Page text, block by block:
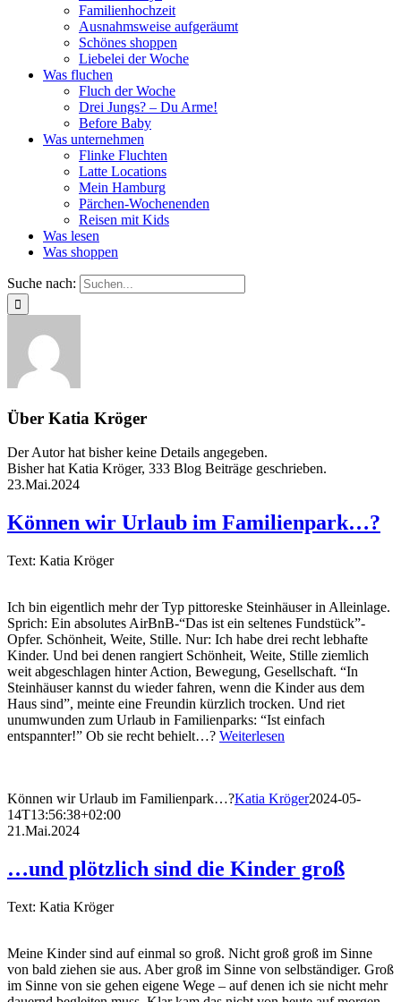
Familienhochzeit
Ausnahmsweise aufgeräumt
Schönes shoppen
Liebelei der Woche
Was fluchen
Fluch der Woche
Drei Jungs? – Du Arme!
Before Baby
Was unternehmen
Flinke Fluchten
Latte Locations
Mein Hamburg
Pärchen-Wochenenden
Reisen mit Kids
Was lesen
Was shoppen
Suche nach:
Über Katia Kröger
Der Autor hat bisher keine Details angegeben.
Bisher hat Katia Kröger, 333 Blog Beiträge geschrieben.
23.Mai.2024
Können wir Urlaub im Familienpark…?
Text: Katia Kröger
Ich bin eigentlich mehr der Typ pittoreske Steinhäuser in Alleinlage.
Sprich: Ein absolutes AirBnB-“Das ist ein seltenes Fundstück”-
Opfer. Schönheit, Weite, Stille. Nur: Ich habe drei recht lebhafte
Kinder. Und bei denen rangiert Schönheit, Weite, Stille ziemlich
weit abgeschlagen hinter Action, Bewegung, Gesellschaft. “In
Steinhäuser kannst du wieder fahren, wenn die Kinder aus dem
Haus sind”, meinte eine Freundin kürzlich trocken. Und riet
unumwunden zum Urlaub in Familienparks: “Ist einfach
entspannter!” Ob sie recht behielt…? Weiterlesen
Können wir Urlaub im Familienpark…?Katia Kröger2024-05-
14T13:56:38+02:00
21.Mai.2024
…und plötzlich sind die Kinder groß
Text: Katia Kröger
Meine Kinder sind auf einmal so groß. Nicht groß groß im Sinne
von bald ziehen sie aus. Aber groß im Sinne von selbständiger. Groß
im Sinne von sie gehen eigene Wege – auf denen ich sie nicht mehr